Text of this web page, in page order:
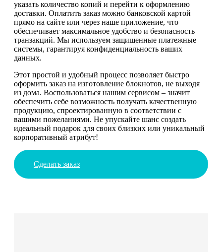
указать количество копий и перейти к оформлению
доставки. Оплатить заказ можно банковской картой
прямо на сайте или через наше приложение, что
обеспечивает максимальное удобство и безопасность
транзакций. Мы используем защищенные платежные
системы, гарантируя конфиденциальность ваших
данных.
Этот простой и удобный процесс позволяет быстро
оформить заказ на изготовление блокнотов, не выходя
из дома. Воспользоваться нашим сервисом – значит
обеспечить себе возможность получать качественную
продукцию, спроектированную в соответствии с
вашими пожеланиями. Не упускайте шанс создать
идеальный подарок для своих близких или уникальный
корпоративный атрибут!
Сделать заказ